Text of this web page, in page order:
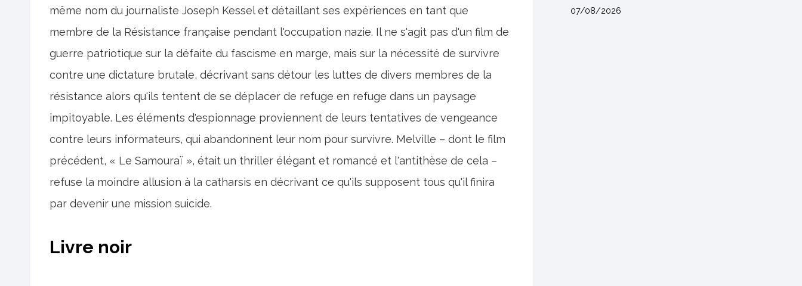
même nom du journaliste Joseph Kessel et détaillant ses expériences en tant que
membre de la Résistance française pendant l'occupation nazie. Il ne s'agit pas d'un film de
guerre patriotique sur la défaite du fascisme en marge, mais sur la nécessité de survivre
contre une dictature brutale, décrivant sans détour les luttes de divers membres de la
résistance alors qu'ils tentent de se déplacer de refuge en refuge dans un paysage
impitoyable. Les éléments d'espionnage proviennent de leurs tentatives de vengeance
contre leurs informateurs, qui abandonnent leur nom pour survivre. Melville – dont le film
précédent, « Le Samouraï », était un thriller élégant et romancé et l'antithèse de cela –
refuse la moindre allusion à la catharsis en décrivant ce qu'ils supposent tous qu'il finira
par devenir une mission suicide.
Livre noir
07/08/2026